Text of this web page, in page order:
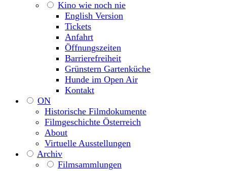
Kino wie noch nie
English Version
Tickets
Anfahrt
Öffnungszeiten
Barrierefreiheit
Grünstern Gartenküche
Hunde im Open Air
Kontakt
ON
Historische Filmdokumente
Filmgeschichte Österreich
About
Virtuelle Ausstellungen
Archiv
Filmsammlungen